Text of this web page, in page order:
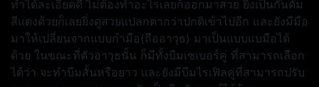
ทำได้ละเอียดดี ไม่ต้องทำอะไรเลยก็ออกมาสวย ยิ่งเป็นกันดั้ม
สีแดงด้วยก็เลยยิ่งดูสวยแปลกตากว่าปกติเข้าไปอีก และยังมีมือ
มาให้เปลี่ยนจากแบบกำมือ(ถืออาวุธ) มาเป็นแบบแบมือได้
ด้วย ในขณะที่ตัวอาวุธนั้น ก็มีทั้งบีมเซเบอร์คู่ ที่สามารถเลือก
ได้ว่า จะทำบีมสั้นหรือยาว และยังมีบีมไรเฟิลคู่ที่สามารถปรับ